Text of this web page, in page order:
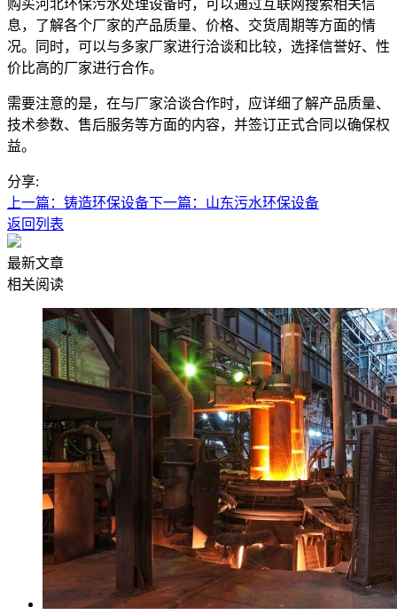
购买河北环保污水处理设备时，可以通过互联网搜索相关信
息，了解各个厂家的产品质量、价格、交货周期等方面的情
况。同时，可以与多家厂家进行洽谈和比较，选择信誉好、性
价比高的厂家进行合作。
需要注意的是，在与厂家洽谈合作时，应详细了解产品质量、
技术参数、售后服务等方面的内容，并签订正式合同以确保权
益。
分享:
上一篇：铸造环保设备下一篇：山东污水环保设备
返回列表
最新文章
相关阅读